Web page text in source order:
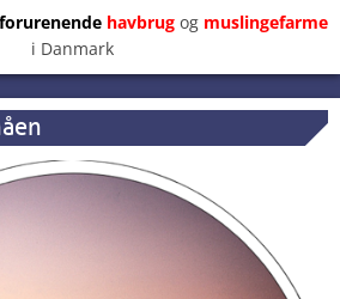
forurenendehavbrugog muslingefarme
i Danmark